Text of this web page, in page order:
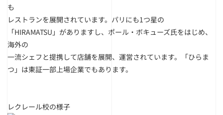
も
レストランを展開されています。パリにも1つ星の
「HIRAMATSU」がありますし、ポール・ボキューズ氏をはじめ、
海外の
一流シェフと提携して店舗を展開、運営されています。「ひらま
つ」は東証一部上場企業でもあります。
レクレール校の様子